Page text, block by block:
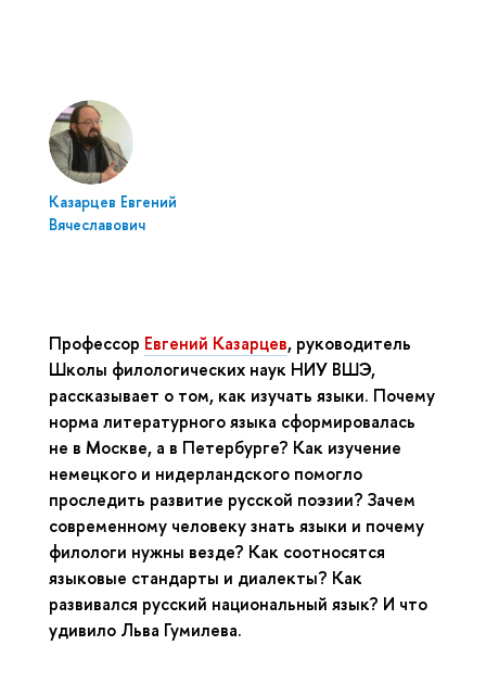
Казарцев Евгений
Вячеславович
Профессор Евгений Казарцев, руководитель
Школы филологических наук НИУ ВШЭ,
рассказывает о том, как изучать языки. Почему
норма литературного языка сформировалась
не в Москве, а в Петербурге? Как изучение
немецкого и нидерландского помогло
проследить развитие русской поэзии? Зачем
современному человеку знать языки и почему
филологи нужны везде? Как соотносятся
языковые стандарты и диалекты? Как
развивался русский национальный язык? И что
удивило Льва Гумилева.